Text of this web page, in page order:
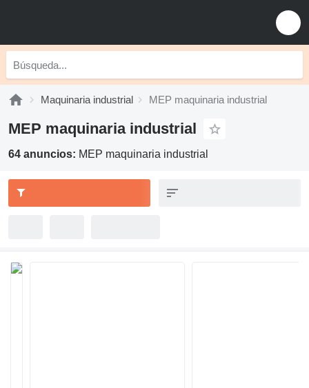
Maquinaria industrial MEP maquinaria industrial
MEP maquinaria industrial
64 anuncios: MEP maquinaria industrial